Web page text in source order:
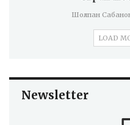
LOAD
Newsletter